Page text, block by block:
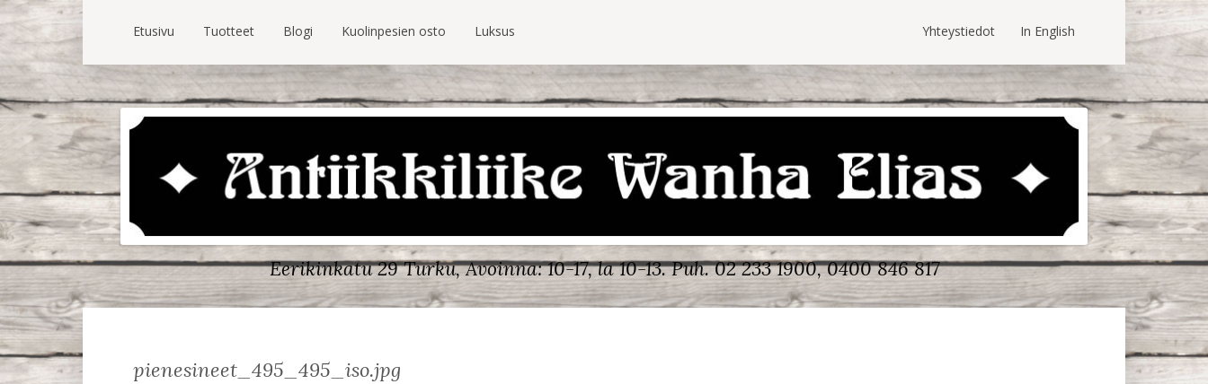
Etusivu Tuotteet Blogi Kuolinpesien osto Luksus In English
Yhteystiedot
Eerikinkatu 29 Turku, Avoinna: 10-17, la 10-13.Puh. 02 233 1900, 0400 846 817
pienesineet_495_495_iso.jpg